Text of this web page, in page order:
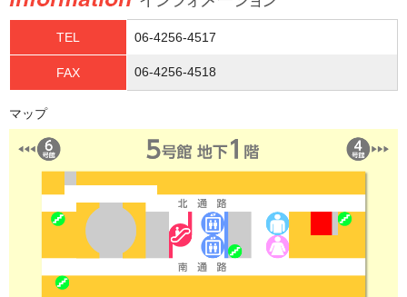
TEL 06-4256-4517
FAX 06-4256-4518
マップ